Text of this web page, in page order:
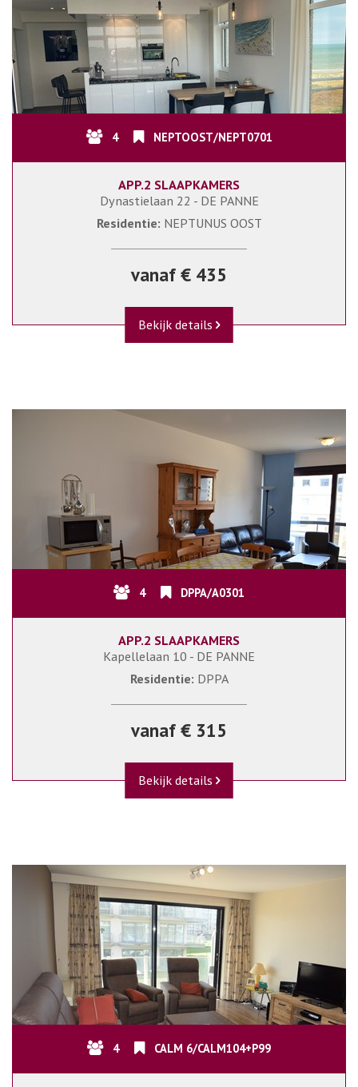
4 NEPTOOST/NEPT0701
APP.2 SLAAPKAMERS
Dynastielaan 22 - DE PANNE
Residentie: NEPTUNUS OOST
vanaf € 435
Bekijk details
4 DPPA/A0301
APP.2 SLAAPKAMERS
Kapellelaan 10 - DE PANNE
Residentie: DPPA
vanaf € 315
Bekijk details
4 CALM 6/CALM104+P99